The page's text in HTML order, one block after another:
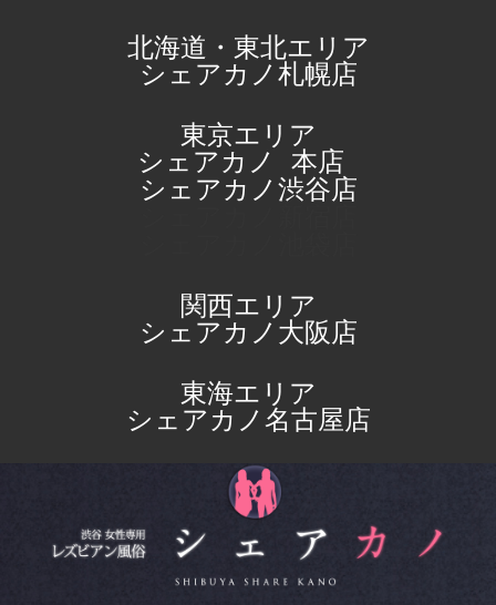
北海道・東北エリア
シェアカノ札幌店
東京エリア
シェアカノ
本店
シェアカノ渋谷店
関西エリア
シェアカノ大阪店
東海エリア
シェアカノ名古屋店